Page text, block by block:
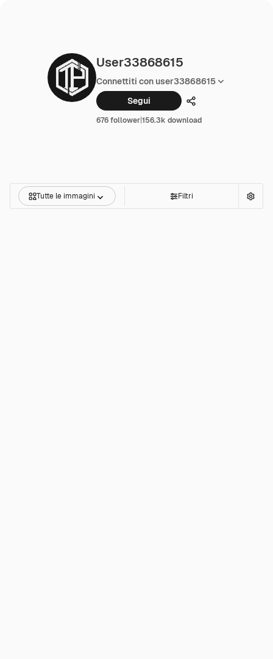
User33868615
Connettiti con user33868615
Segui
Condividi
676 follower|156.3k download
Tutte le immagini Filtri